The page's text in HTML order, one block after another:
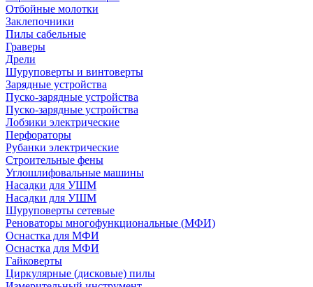
Отбойные молотки
Заклепочники
Пилы сабельные
Граверы
Дрели
Шуруповерты и винтоверты
Зарядные устройства
Пуско-зарядные устройства
Пуско-зарядные устройства
Лобзики электрические
Перфораторы
Рубанки электрические
Строительные фены
Углошлифовальные машины
Насадки для УШМ
Насадки для УШМ
Шуруповерты сетевые
Реноваторы многофункциональные (МФИ)
Оснастка для МФИ
Оснастка для МФИ
Гайковерты
Циркулярные (дисковые) пилы